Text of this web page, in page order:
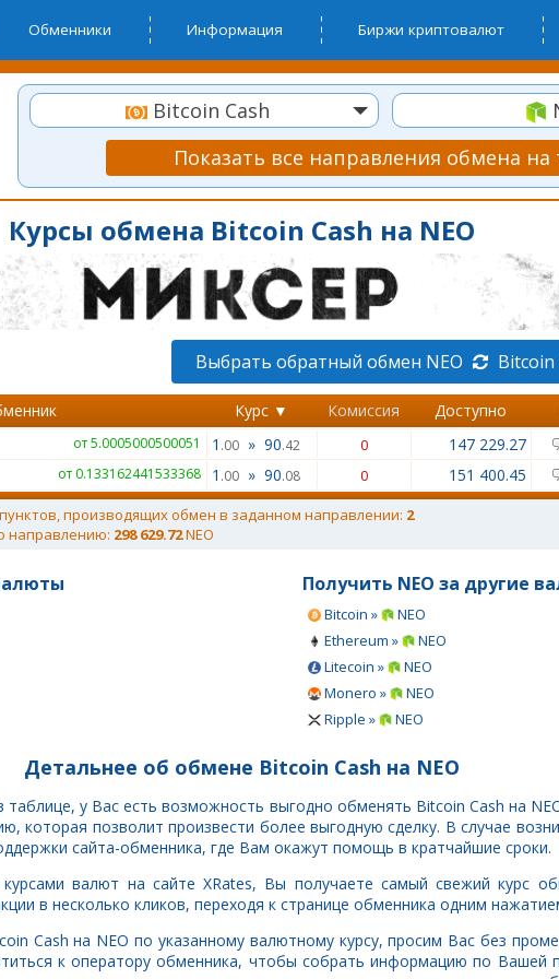
Обменники Информация Биржи криптовалют
Bitcoin Cash
Показать все направления обмена на
Курсы обмена Bitcoin Cash на NEO
Выбрать обратный обмен NEO Bitcoin
Курс ▼ Комиссия Доступно
от 5.0005000500051 1 .00 » 90.42 0 147 229.27
от 0.133162441533368 1 .00 » 90.08 0 151 400.45
производящих обмен в заданном направлении: 2
направлению: 298 629.72NEO
Получить NEO за другие
Bitcoin »
NEO
Ethereum »
NEO
Litecoin »
NEO
Monero »
NEO
Ripple »
NEO
Детальнее об обмене Bitcoin Cash на NEO
у Вас есть возможность выгодно обменять Bitcoin Cash на
которая позволит произвести более выгодную сделку. В случае
сайта-обменника, где Вам окажут помощь в кратчайшие сроки.
валют на сайте XRates, Вы получаете самый свежий курс
в несколько кликов, переходя к странице обменника одним
Cash на NEO по указанному валютному курсу, просим Вас без
к оператору обменника, чтобы собрать информацию по Вашей